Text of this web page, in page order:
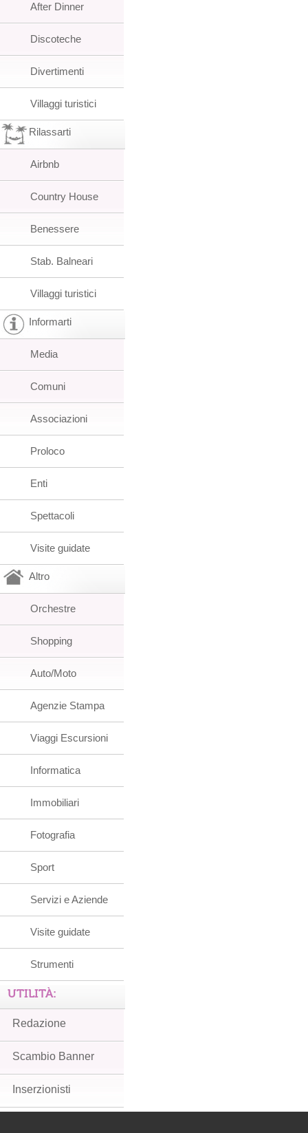
After Dinner
Discoteche
Divertimenti
Villaggi turistici
Rilassarti
Airbnb
Country House
Benessere
Stab. Balneari
Villaggi turistici
Informarti
Media
Comuni
Associazioni
Proloco
Enti
Spettacoli
Visite guidate
Altro
Orchestre
Shopping
Auto/Moto
Agenzie Stampa
Viaggi Escursioni
Informatica
Immobiliari
Fotografia
Sport
Servizi e Aziende
Visite guidate
Strumenti
UTILITÀ:
Redazione
Scambio Banner
Inserzionisti